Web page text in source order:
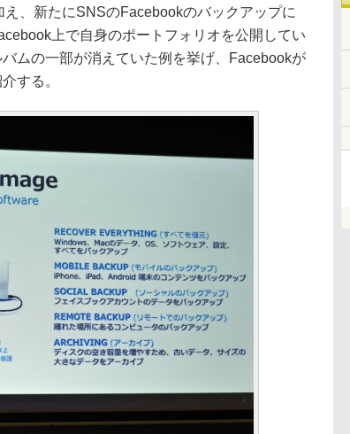
、新たにSNSのFacebookのバックアップに
上で自身のポートフォリオを公開してい
ムの一部が消えていた例を挙げ、Facebookが
する。